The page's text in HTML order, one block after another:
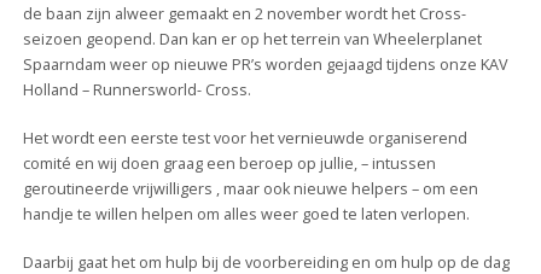
de baan zijn alweer gemaakt en 2 november wordt het Cross-
seizoen geopend. Dan kan er op het terrein van Wheelerplanet
Spaarndam weer op nieuwe PR’s worden gejaagd tijdens onze KAV
Holland – Runnersworld- Cross.
Het wordt een eerste test voor het vernieuwde organiserend
comité en wij doen graag een beroep op jullie, – intussen
geroutineerde vrijwilligers , maar ook nieuwe helpers – om een
handje te willen helpen om alles weer goed te laten verlopen.
Daarbij gaat het om hulp bij de voorbereiding en om hulp op de dag